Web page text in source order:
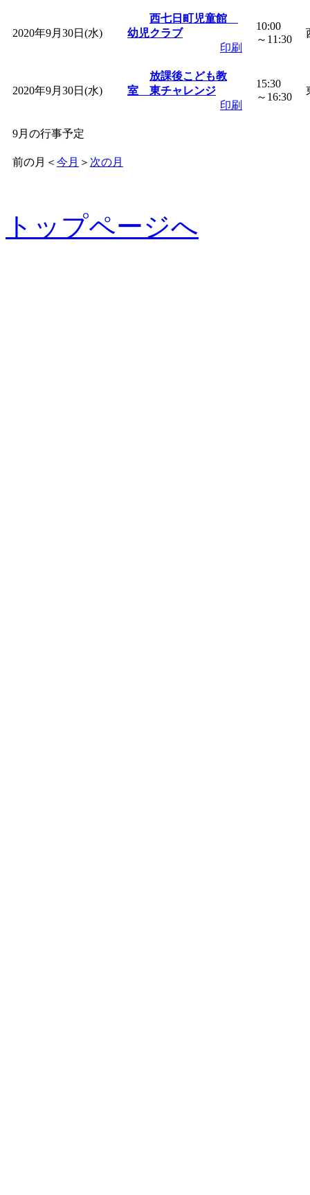
2020年9月30日(水)
西七日町児童館
幼児クラブ
印刷
10:00
～11:30
2020年9月30日(水)
放課後こども教
室 東チャレンジ
印刷
15:30
～16:30
9月の行事予定
前の月 ＜ 今月 ＞ 次の月
トップページへ